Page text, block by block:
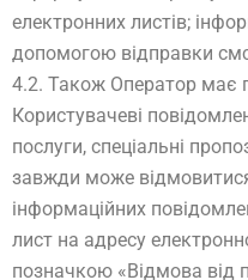
електронних листів;
допомогою відправки
4.2. Також Оператор має
Користувачеві
послуги, спеціальні
завжди може
інформаційних
лист на адресу
позначкою «Відмова від